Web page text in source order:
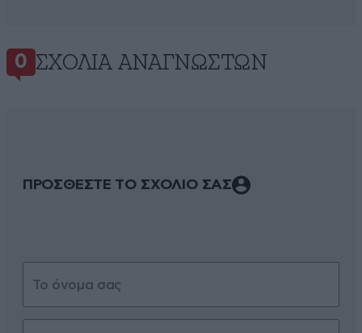
0 ΣΧΌΛΙΑ ΑΝΑΓΝΩΣΤΏΝ
ΠΡΟΣΘΕΣΤΕ ΤΟ ΣΧΟΛΙΟ ΣΑΣ